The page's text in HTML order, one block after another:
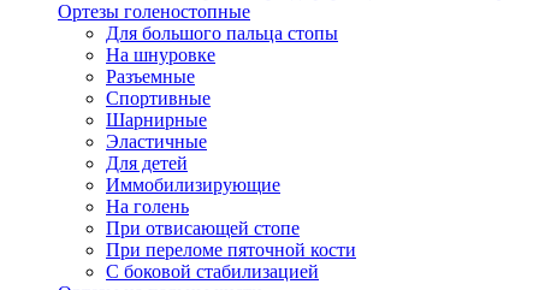
Ортезы голеностопные
Для большого пальца стопы
На шнуровке
Разъемные
Спортивные
Шарнирные
Эластичные
Для детей
Иммобилизирующие
На голень
При отвисающей стопе
При переломе пяточной кости
С боковой стабилизацией